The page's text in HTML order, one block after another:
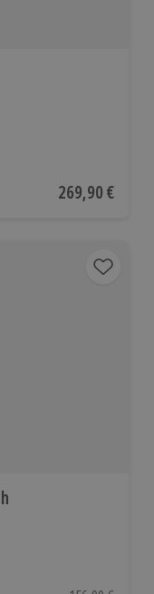
Bewertungen
Aktueller Preis
269,90 €